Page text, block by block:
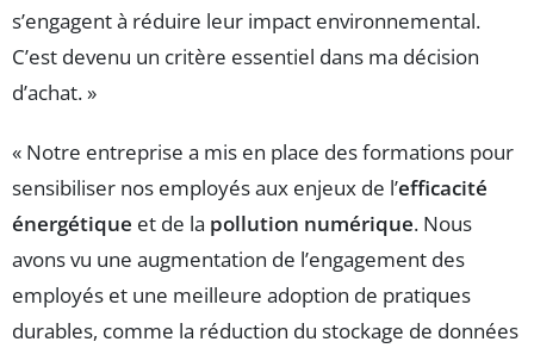
s’engagent à réduire leur impact environnemental.
C’est devenu un critère essentiel dans ma décision
d’achat. »
« Notre entreprise a mis en place des formations pour
sensibiliser nos employés aux enjeux de l’efficacité
énergétique et de la pollution numérique. Nous
avons vu une augmentation de l’engagement des
employés et une meilleure adoption de pratiques
durables, comme la réduction du stockage de données